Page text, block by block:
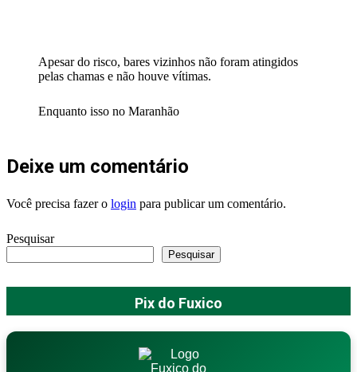
Apesar do risco, bares vizinhos não foram atingidos
pelas chamas e não houve vítimas.
Enquanto isso no Maranhão
Deixe um comentário
Você precisa fazer o login para publicar um comentário.
Pesquisar
Pesquisar
Pix do Fuxico